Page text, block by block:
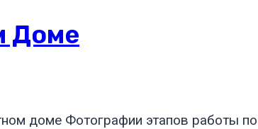
Доме
доме Фотографии этапов работы